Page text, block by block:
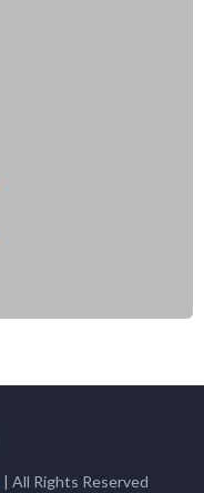
| All Rights Reserved